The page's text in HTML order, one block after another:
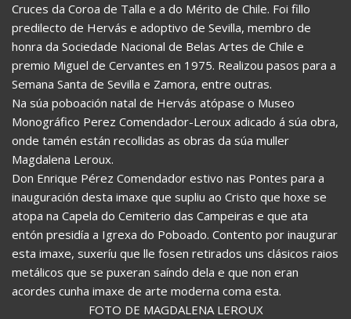
Cruces da Coroa de Talla e a do Mérito de Chile. Foi fillo
predilecto de Hervás e adoptivo de Sevilla, membro de
honra da Sociedade Nacional de Belas Artes de Chile e
premio Miguel de Cervantes en 1975. Realizou pasos para a
Semana Santa de Sevilla e Zamora, entre outras.
Na súa poboación natal de Hervás atópase o Museo
Monográfico Perez Comendador-Leroux adicado á súa obra,
onde tamén están recollidas as obras da súa muller
Magdalena Leroux.
Don Enrique Pérez Comendador estivo nas Pontes para a
inauguración desta imaxe que supliu ao Cristo que hoxe se
atopa na Capela do Cemiterio das Campeiras e que ata
entón presidía a Igrexa do Poboado. Contento por inaugurar
esta imaxe, suxeríu que lle fosen retirados uns clásicos raios
metálicos que se puxeran saíndo dela e que non eran
acordes cunha imaxe de arte moderna coma esta.
FOTO DE MAGDALENA LEROUX